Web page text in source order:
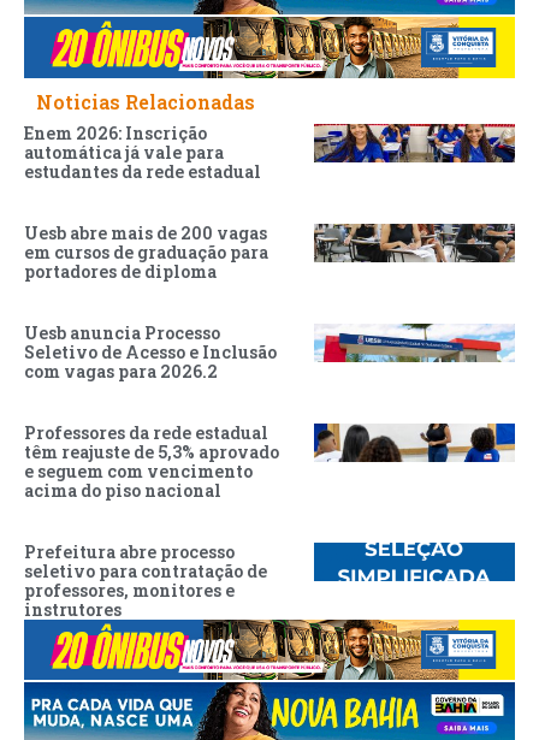
Noticias Relacionadas
Enem 2026: Inscrição
automática já vale para
estudantes da rede estadual
Uesb abre mais de 200 vagas
em cursos de graduação para
portadores de diploma
Uesb anuncia Processo
Seletivo de Acesso e Inclusão
com vagas para 2026.2
Professores da rede estadual
têm reajuste de 5,3% aprovado
e seguem com vencimento
acima do piso nacional
Prefeitura abre processo
seletivo para contratação de
professores, monitores e
instrutores